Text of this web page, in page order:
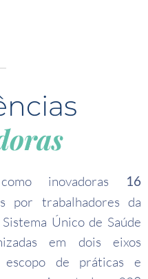
inovadoras
16
por trabalhadores da
Único de Saúde
em dois eixos
escopo de práticas e